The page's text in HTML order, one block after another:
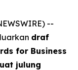
--
draf
for Business
julung